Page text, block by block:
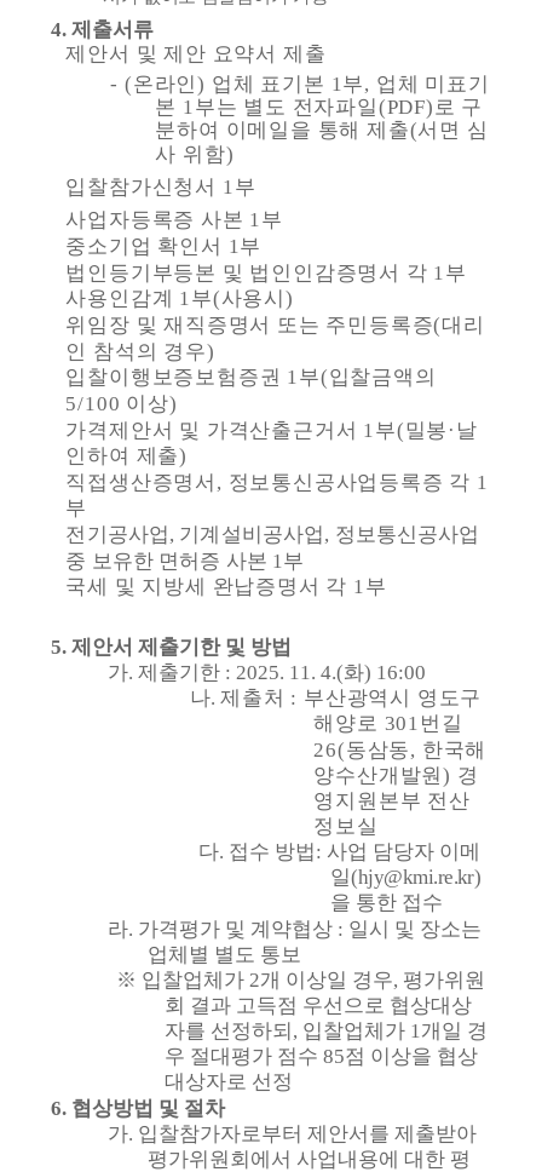
4. 제출서류
제안서 및 제안 요약서 제출
- (온라인) 업체 표기본 1부, 업체 미표기
본 1부는 별도 전자파일 (PDF)로 구
분하여 이메일을 통해 제출(서면 심
사 위함)
입찰참가신청서 1 부
사업자등록증 사본 1부
중소기업 확인서 1 부
법인등기부등본 및 법인인감증명서 각 1 부
사용인감계 1부(사용시)
위임장 및 재직증명서 또는 주민등록증(대리
인 참석의 경우)
입찰이행보증보험증권 1부(입찰금액의
5/100 이상)
가격제안서 및 가격산출근거서 1 부(밀봉 · 날
인하여 제출)
직접생산증명서 , 정보통신공사업등록증 각 1
부
전기공사업, 기계설비공사업, 정보통신공사업
중 보유한 면허증 사본 1 부
국세 및 지방세 완납증명서 각 1부
5. 제안서 제출기한 및 방법
가.제출기한 : 2025. 11. 4.(화) 16:00
나.제출처 : 부산광역시 영도구
해양로 301 번길
26(동삼동, 한국해
양수산개발원) 경
영지원본부 전산
정보실
다. 접수 방법: 사업 담당자 이메
일(hjy@kmi.re.kr)
을 통한 접수
라. 가격평가 및 계약협상 : 일시 및 장소는
업체별 별도 통보
※ 입찰업체가 2개 이상일 경우, 평가위원
회 결과 고득점 우선으로 협상대상
자를 선정하되 , 입찰업체가 1개일 경
우 절대평가 점수85점 이상을 협상
대상자로 선정
6. 협상방법 및 절차
가. 입찰참가자로부터 제안서를 제출받아
평가위원회에서 사업내용에 대한 평